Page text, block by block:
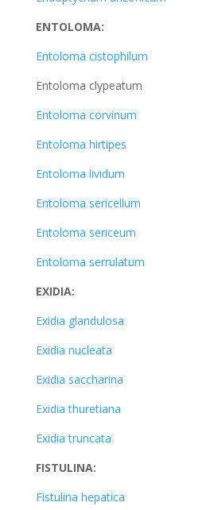
ENTOLOMA:
Entoloma cistophilum
Entoloma clypeatum
Entoloma corvinum
Entoloma hirtipes
Entoloma lividum
Entoloma sericellum
Entoloma sericeum
Entoloma serrulatum
EXIDIA:
Exidia glandulosa
Exidia nucleata
Exidia saccharina
Exidia thuretiana
Exidia truncata
FISTULINA:
Fistulina hepatica